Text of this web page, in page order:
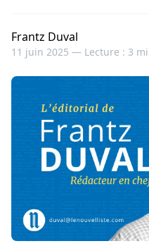
Frantz Duval
11 juin 2025 — Lecture : 3